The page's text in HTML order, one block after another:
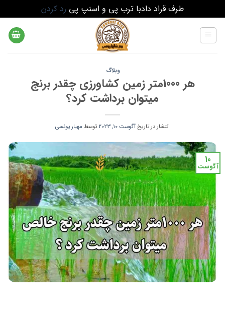
طرف قراد دادبا ترب پی و اسنپ پی رد کردن
وبلاگ
هر 1000متر زمین کشاورزی چقدر برنج
میتوان برداشت کرد؟
انتشار در تاریخآگوست 10, 2023 توسط مهیار یونسی
10
آگوست